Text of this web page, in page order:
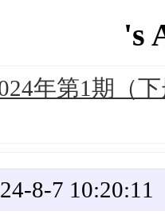
's
年第1期（
8-7 10:20:11